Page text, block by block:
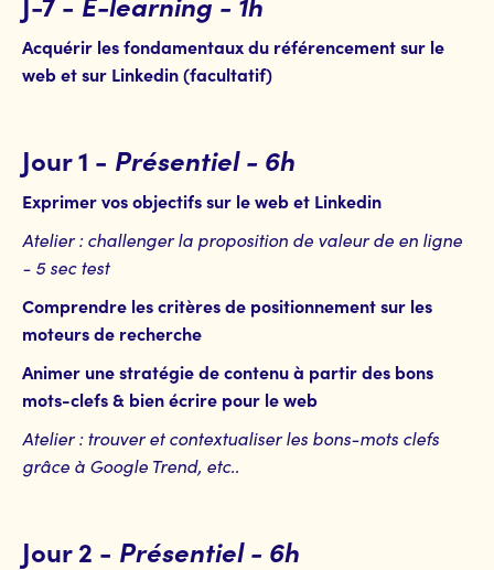
Acquérir les fondamentaux du référencement sur le
web et sur Linkedin (facultatif)
Jour 1 - Présentiel - 6h
Exprimer vos objectifs sur le web et Linkedin
Atelier : challenger la proposition de valeur de en ligne
- 5 sec test
Comprendre les critères de positionnement sur les
moteurs de recherche
Animer une stratégie de contenu à partir des bons
mots-clefs & bien écrire pour le web
Atelier : trouver et contextualiser les bons-mots clefs
grâce à Google Trend, etc..
Jour 2 - Présentiel - 6h